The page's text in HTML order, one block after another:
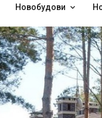
Новобудови 